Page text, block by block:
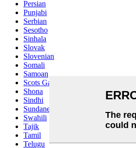
Persian
Punjabi
Serbian
Sesotho
Sinhala
Slovak
Slovenian
Somali
Samoan
Scots Gaelic
Shona
Sindhi
Sundanese
Swahili
Tajik
Tamil
Telugu